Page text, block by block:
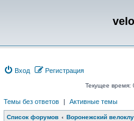
Вход Регистрация
Текущее время:
Темы без ответов | Активные темы
Список форумов Воронежский